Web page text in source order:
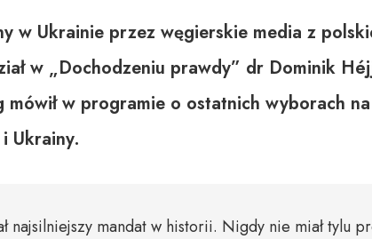
w Ukrainie przez węgierskie media z
w „Dochodzeniu prawdy” dr Dominik
w programie o ostatnich wyborach
Ukrainy.
najsilniejszy mandat w historii. Nigdy nie miał tylu